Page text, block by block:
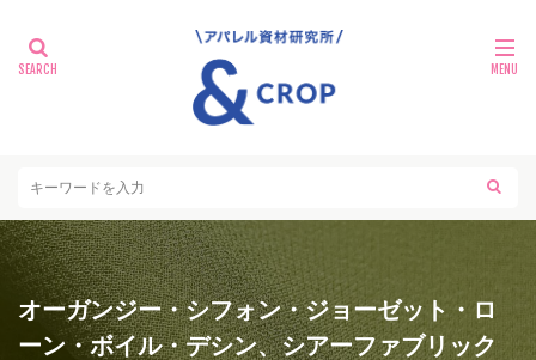
オーガンジー・シフォン・ジョーゼット・ロ
ーン・ボイル・デシン、シアーファブリック